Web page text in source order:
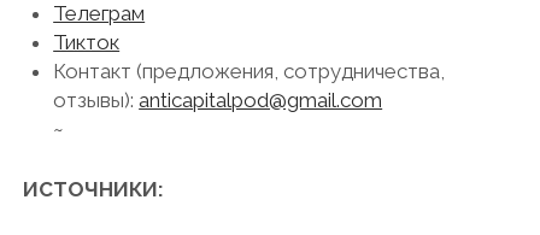
Телеграм
Тикток
Контакт (предложения, сотрудничества,
отзывы):anticapitalpod@gmail.com
~
ИСТОЧНИКИ: